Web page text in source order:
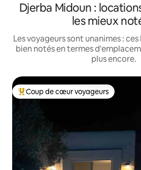
Djerba Midoun :
les mieux
Les voyageurs sont unanimes :
bien notés en termes
plus encore.
Coups de cœur voyageurs les plus
Coup de cœur voyageurs